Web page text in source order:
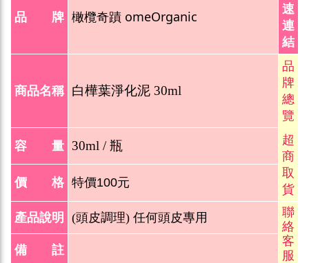
品 牌 橄欖奇蹟 omeOrganic
速
連
結
商品名稱 白樺葉淨化泥 30ml
品
牌
總
覽
容 量 30ml / 瓶
超
商
取
貨
價 格 特價100元
產品說明 (頭皮調理) 任何頭皮專用
聯
絡
客
服
備 註